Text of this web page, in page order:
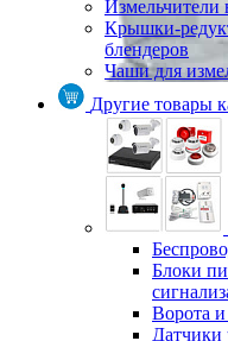
Измельчители
Крышки-
блендеров
Чаши для
Другие товары
Блоки
Ворота
Датчики